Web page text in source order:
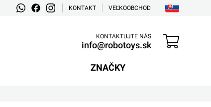
KONTAKT VEĽKOOBCHOD
KONTAKTUJTE NÁS
info@robotoys.sk
ZNAČKY